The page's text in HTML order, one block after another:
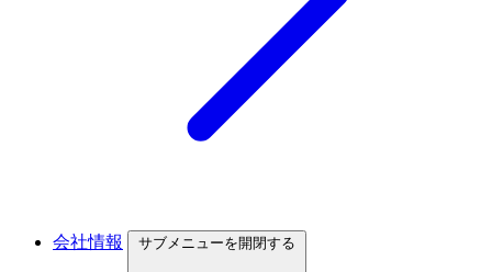
会社情報 サブメニューを開閉する